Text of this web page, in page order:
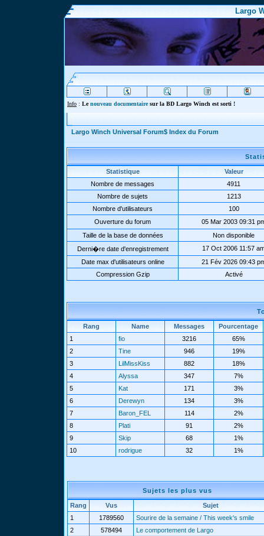
Largo
Info : Lenouveau documentairesur la BD Largo Winch est sorti !
Largo Winch Universal Forum$ Index du Forum
Statistique
Valeur
Nombre de messages
4911
Nombre de sujets
1213
Nombre d'utilisateurs
100
Ouverture du forum
05 Mar 2003 09:31
Taille de la base de données
Non disponible
Derni�re date d'enregistrement
17 Oct 2006 11:57
Date max d'utilisateurs online
21 Fév 2026 09:43
Compression Gzip
Activé
Rang Name Messages
Pourcentage
1
fio 3216
65%
2
Tine 946
19%
3
LilMissKiss 882
18%
4
Alyssa 347
7%
5
Kat 171
3%
6
Derewyn 134
3%
7
Baron_FEL 114
2%
8
Plati 91
2%
9
Skip 68
1%
10
rodrigue 32 1%
Sujets les plus vus
Rang Vus
Sujet
1
1789560
Sourire de la semaine / This week's smile
2
578494 Le comportement de Largo